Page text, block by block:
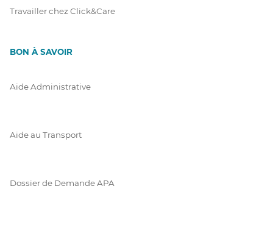
Travailler chez Click&Care
BON À SAVOIR
Aide Administrative
Aide au Transport
Dossier de Demande APA